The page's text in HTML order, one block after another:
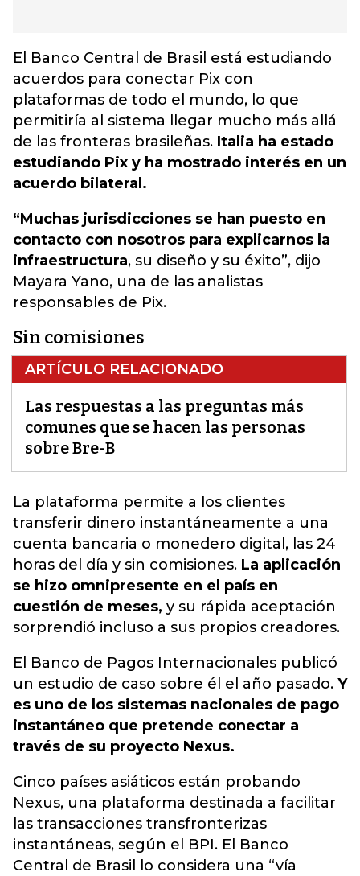
El Banco Central de Brasil está estudiando
acuerdos para conectar Pix con
plataformas de todo el mundo, lo que
permitiría al sistema llegar mucho más allá
de las fronteras brasileñas. Italia ha estado
estudiando Pix y ha mostrado interés en un
acuerdo bilateral.
“Muchas jurisdicciones se han puesto en
contacto con nosotros para explicarnos la
infraestructura, su diseño y su éxito”, dijo
Mayara Yano, una de las analistas
responsables de Pix.
Sin comisiones
ARTÍCULO RELACIONADO
Las respuestas a las preguntas más
comunes que se hacen las personas
sobre Bre-B
La plataforma permite a los clientes
transferir dinero instantáneamente a una
cuenta bancaria o monedero digital, las 24
horas del día y sin comisiones. La aplicación
se hizo omnipresente en el país en
cuestión de meses, y su rápida aceptación
sorprendió incluso a sus propios creadores.
El Banco de Pagos Internacionales publicó
un estudio de caso sobre él el año pasado. Y
es uno de los sistemas nacionales de pago
instantáneo que pretende conectar a
través de su proyecto Nexus.
Cinco países asiáticos están probando
Nexus, una plataforma destinada a facilitar
las transacciones transfronterizas
instantáneas, según el BPI. El Banco
Central de Brasil lo considera una “vía